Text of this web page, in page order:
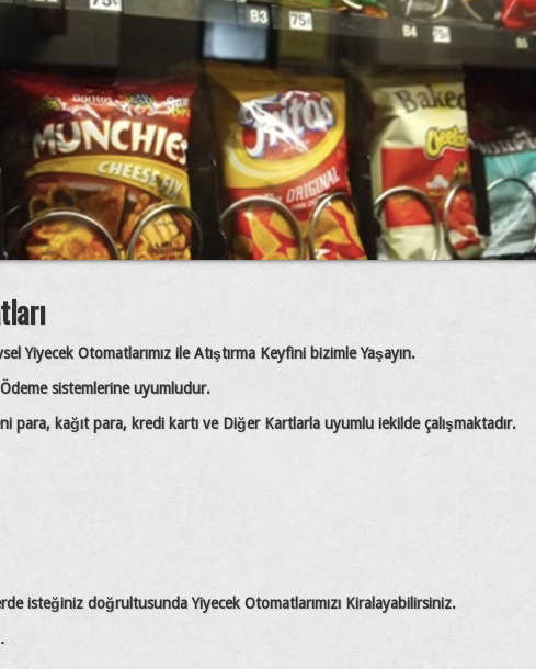
Yiyecek Otomatlarımız ile Atıştırma Keyfini bizimle Yaşayın.
Ödeme sistemlerine uyumludur.
para, kağıt para, kredi kartı ve Diğer Kartlarla uyumlu iekildeçalışmaktadır.
isteğiniz doğrultusunda Yiyecek Otomatlarımızı Kiralayabilirsiniz.